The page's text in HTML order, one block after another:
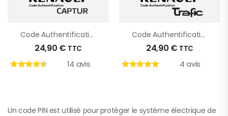
Code Authentification Renault Captur
24,90 € TTC
14 avis
Code Authentification Renault Trafic
24,90 € TTC
4 avis
Un code PIN est utilisé pour protéger le système électrique de